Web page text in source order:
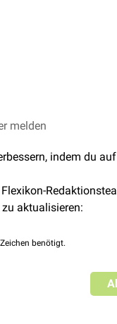
von
Achse, Pfeilachse
oder Querachse
Sagittalebene
spannen sich die
und
und Sagittalachse:
melden
indem du auf
aktualisieren:
benötigt.